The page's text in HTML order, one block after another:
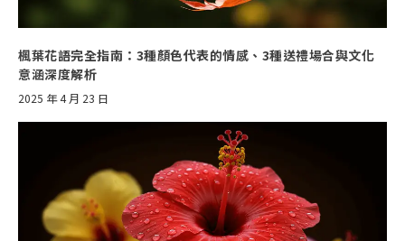
楓葉花語完全指南：3種顏色代表的情感、3種送禮場合與文化
意涵深度解析
2025 年 4 月 23 日